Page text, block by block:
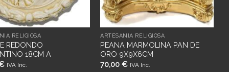
RELIGIOSA
REDONDO
18CM A
IVA Inc.
ARTESANÍA RELIGIOSA
PEANA MARMOLINA PAN DE
ORO 9X9X6CM
70,00€ IVA Inc.